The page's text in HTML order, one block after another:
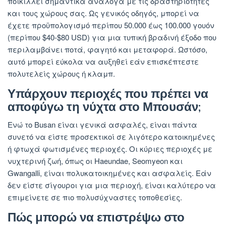
και τους χώρους σας. Ως γενικός οδηγός, μπορεί να
έχετε προϋπολογισμό περίπου 50.000 έως 100.000 γουόν
(περίπου $40-$80 USD) για μια τυπική βραδινή έξοδο που
περιλαμβάνει ποτά, φαγητό και μεταφορά. Ωστόσο,
αυτό μπορεί εύκολα να αυξηθεί εάν επισκέπτεστε
πολυτελείς χώρους ή κλαμπ.
Υπάρχουν περιοχές που πρέπει να
αποφύγω τη νύχτα στο Μπουσάν;
Ενώ το Busan είναι γενικά ασφαλές, είναι πάντα
συνετό να είστε προσεκτικοί σε λιγότερο κατοικημένες
ή φτωχά φωτισμένες περιοχές. Οι κύριες περιοχές με
νυχτερινή ζωή, όπως οι Haeundae, Seomyeon και
Gwangalli, είναι πολυκατοικημένες και ασφαλείς. Εάν
δεν είστε σίγουροι για μια περιοχή, είναι καλύτερο να
επιμείνετε σε πιο πολυσύχναστες τοποθεσίες.
Πώς μπορώ να επιστρέψω στο